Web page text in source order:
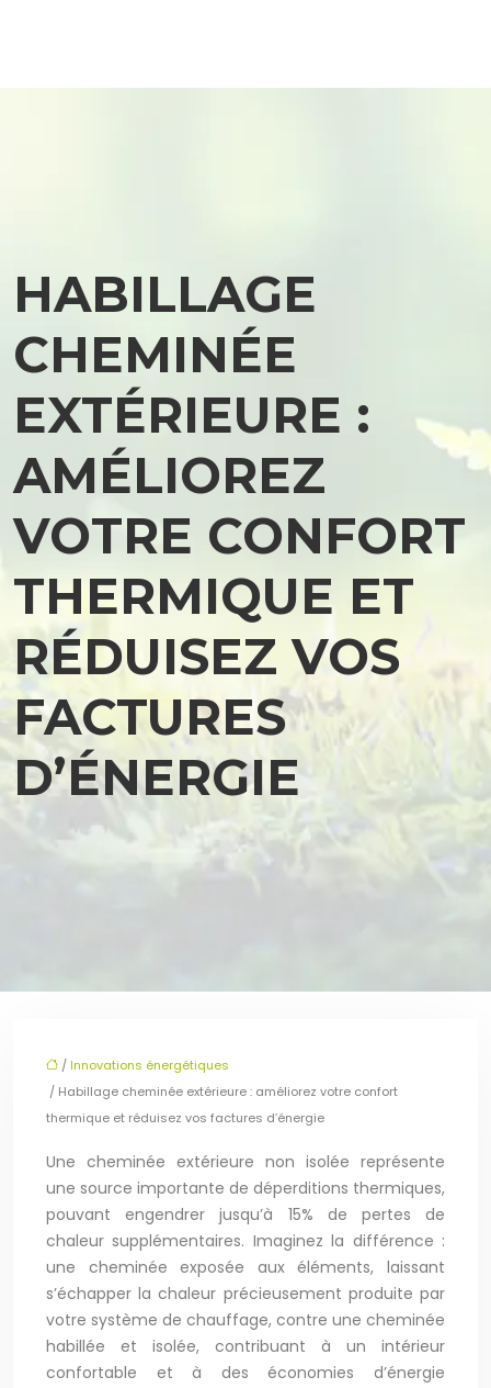
HABILLAGE
CHEMINÉE
EXTÉRIEURE :
AMÉLIOREZ
VOTRE CONFORT
THERMIQUE ET
RÉDUISEZ VOS
FACTURES
D’ÉNERGIE
/Innovations énergétiques
/ Habillage cheminée extérieure : améliorez votre confort
thermique et réduisez vos factures d’énergie
Une cheminée extérieure non isolée représente
une source importante de déperditions thermiques,
pouvant engendrer jusqu’à 15% de pertes de
chaleur supplémentaires. Imaginez la différence :
une cheminée exposée aux éléments, laissant
s’échapper la chaleur précieusement produite par
votre système de chauffage, contre une cheminée
habillée et isolée, contribuant à un intérieur
confortable et à des économies d’énergie